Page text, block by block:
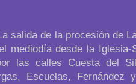
salida de la procesión de
mediodía desde la Iglesia-
las calles Cuesta del
Escuelas, Fernández